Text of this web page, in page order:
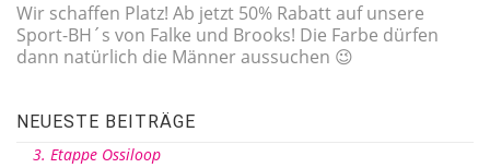
Wir schaffen Platz! Ab jetzt 50% Rabatt auf unsere
Sport-BH´s von Falke und Brooks! Die Farbe dürfen
dann natürlich die Männer aussuchen 😉
NEUESTE BEITRÄGE
3. Etappe Ossiloop